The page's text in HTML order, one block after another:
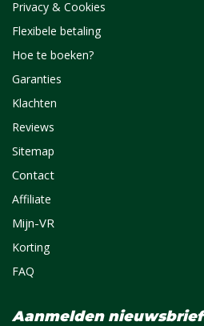
Privacy & Cookies
Flexibele betaling
Hoe te boeken?
Garanties
Klachten
Reviews
Sitemap
Contact
Affiliate
Mijn-VR
Korting
FAQ
Aanmelden nieuwsbrief